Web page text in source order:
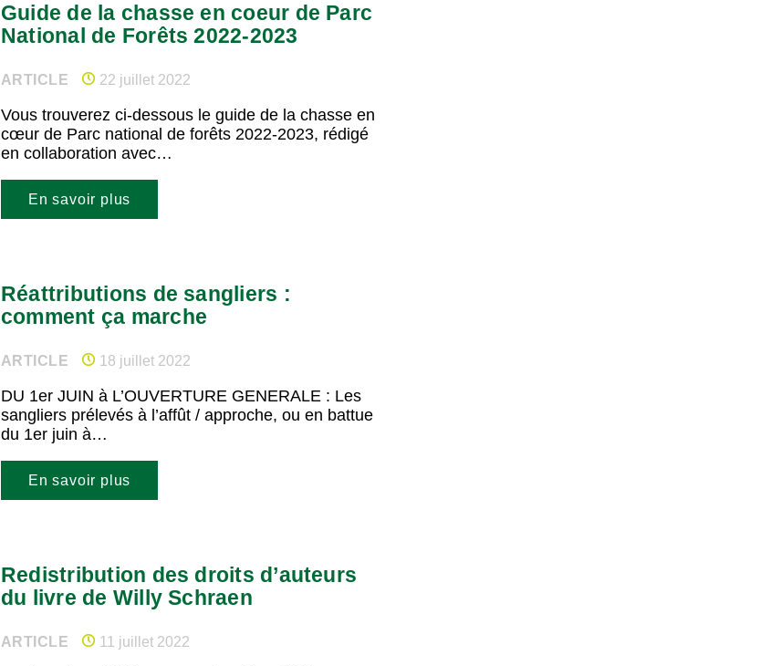
Guide de la chasse en coeur de Parc
National de Forêts 2022-2023
ARTICLE 22 juillet 2022
Vous trouverez ci-dessous le guide de la chasse en
cœur de Parc national de forêts 2022-2023, rédigé
en collaboration avec…
En savoir plus
Réattributions de sangliers :
comment ça marche
ARTICLE 18 juillet 2022
DU 1er JUIN à L’OUVERTURE GENERALE : Les
sangliers prélevés à l’affût / approche, ou en battue
du 1er juin à…
En savoir plus
Redistribution des droits d’auteurs
du livre de Willy Schraen
ARTICLE 11 juillet 2022